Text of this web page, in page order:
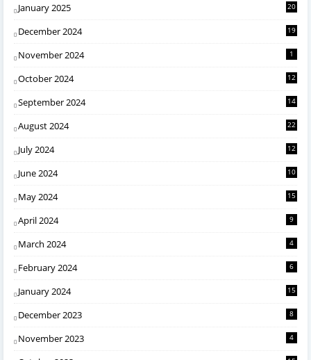
January 2025 20
December 2024 19
November 2024 1
October 2024 12
September 2024 14
August 2024 22
July 2024 12
June 2024 10
May 2024 15
April 2024 9
March 2024 4
February 2024 6
January 2024 15
December 2023 8
November 2023 4